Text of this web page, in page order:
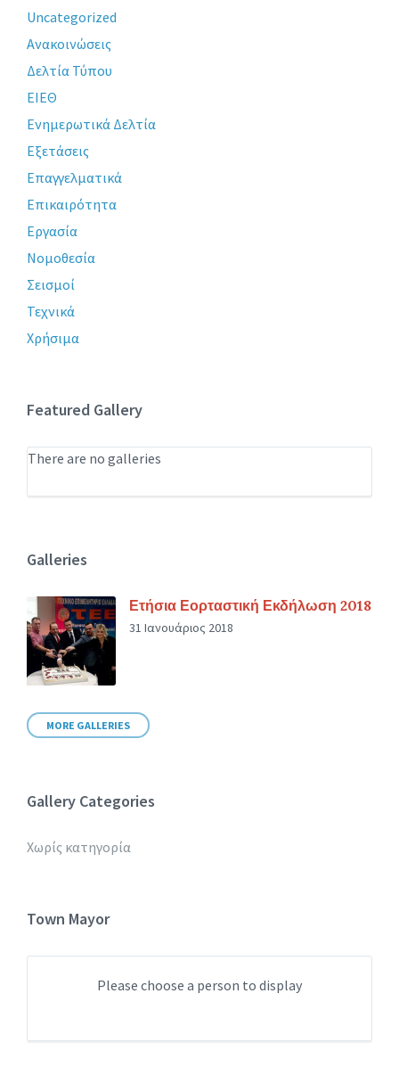
Uncategorized
Ανακοινώσεις
Δελτία Τύπου
ΕΙΕΘ
Ενημερωτικά Δελτία
Εξετάσεις
Επαγγελματικά
Επικαιρότητα
Εργασία
Νομοθεσία
Σεισμοί
Τεχνικά
Χρήσιμα
Featured Gallery
There are no galleries
Galleries
Ετήσια Εορταστική Εκδήλωση 2018
31 Ιανουάριος 2018
MORE GALLERIES
Gallery Categories
Χωρίς κατηγορία
Town Mayor
Please choose a person to display